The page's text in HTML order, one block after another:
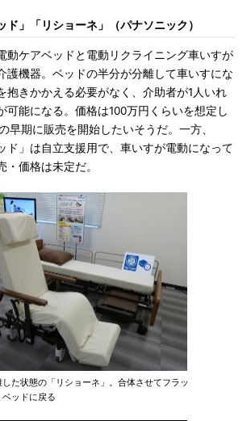
ド」「リショーネ」（パナソニック）
ケアベッドと電動リクライニング車いすが
護機器。ベッドの半分が分離して車いすにな
抱きかかえる必要がなく、介助者が1人いれ
可能になる。価格は100万円くらいを想定し
早期に販売を開始したいそうだ。一方、
ド」は自立支援用で、車いすが電動になって
・価格は未定だ。
た状態の「リショーネ」。合体させてフラッ
ベッドに戻る